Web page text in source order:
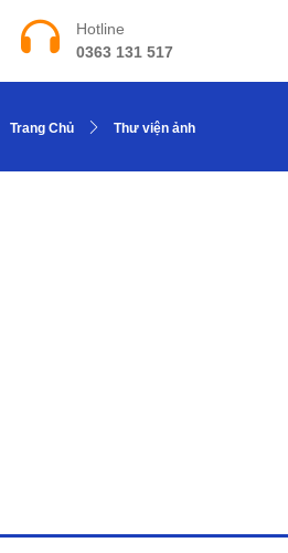
Hotline
0363 131 517
Trang Chủ Thư viện ảnh